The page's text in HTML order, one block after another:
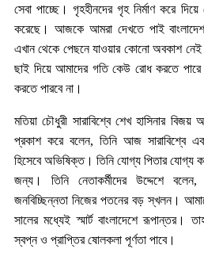
সেবা পাচ্ছে। গৃহহীনদের গৃহ নির্মাণ করে
করেছে। আজকে আমরা দেখতে পাই বাংলাদেশ
এখান থেকে পেছনে যাওয়ার কোনো অবকাশ
ছাই দিয়ে আমাদের গতি কেউ রোধ করতে
করতে পারবে না।
মতিয়া চৌধুরী সারাবিশ্বে শেখ হাসিনার
প্রকাশ করে বলেন, তিনি আজ সারাবিশ্বে একজন
হিসেবে অভিষিক্ত। তিনি যোগ্য পিতার যোগ্য
জন্য। তিনি নেতাকর্মীদের উদ্দেশে
জনবিচ্ছিন্নতা নিজের পতনের বড় স্খলন।
সালের মধ্যেই স্মার্ট বাংলাদেশে রূপান্তর।
স্বপ্ন ও প্রাপ্তির ষোলকলা পূর্ণতা পাবে।